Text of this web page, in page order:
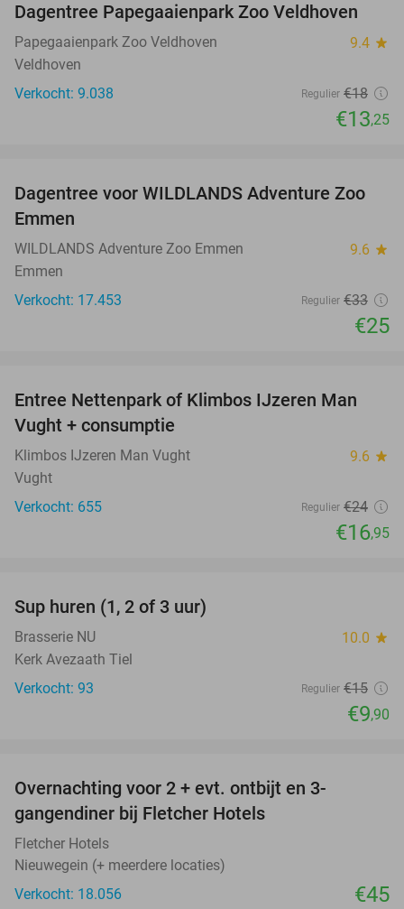
26%
Dagentree Papegaaienpark Zoo Veldhoven
Papegaaienpark Zoo Veldhoven 9.4 star
Veldhoven
Verkocht: 9.038
Regulier €18
€13,25
24%
Dagentree voor WILDLANDS Adventure Zoo
Emmen
WILDLANDS Adventure Zoo Emmen 9.6 star
Emmen
Verkocht: 17.453
Regulier €33
€25
29%
Entree Nettenpark of Klimbos IJzeren Man
Vught + consumptie
Klimbos IJzeren Man Vught 9.6 star
Vught
Verkocht: 655
Regulier €24
€16,95
Sup huren (1, 2 of 3 uur)
Brasserie NU 10.0 star
Kerk Avezaath Tiel
Verkocht: 93
Regulier €15
€9,90
Overnachting voor 2 + evt. ontbijt en 3-
gangendiner bij Fletcher Hotels
Fletcher Hotels
Nieuwegein (+ meerdere locaties)
Verkocht: 18.056
€45